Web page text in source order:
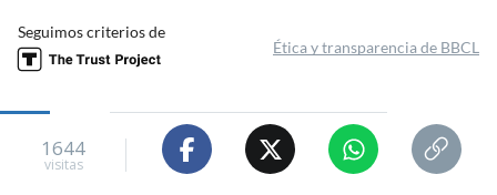
Seguimos criterios de
Ética y transparencia de BBCL
1644
visitas